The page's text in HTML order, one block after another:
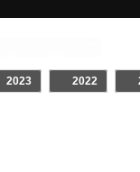
2023 2022